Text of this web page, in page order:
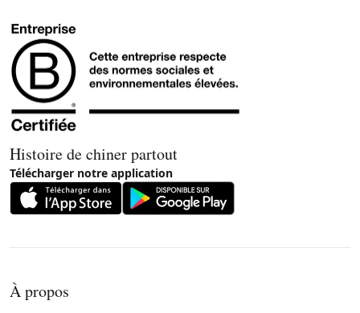
Histoire de chiner partout
Télécharger notre application
À propos